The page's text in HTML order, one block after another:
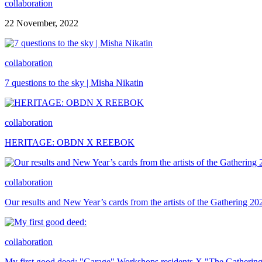
collaboration
22 November, 2022
collaboration
7 questions to the sky | Misha Nikatin
collaboration
HERITAGE: OBDN X REEBOK
collaboration
Our results and New Year’s cards from the artists of the Gathering
collaboration